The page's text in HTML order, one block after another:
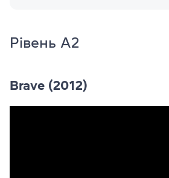
Рівень A2
Brave (2012)